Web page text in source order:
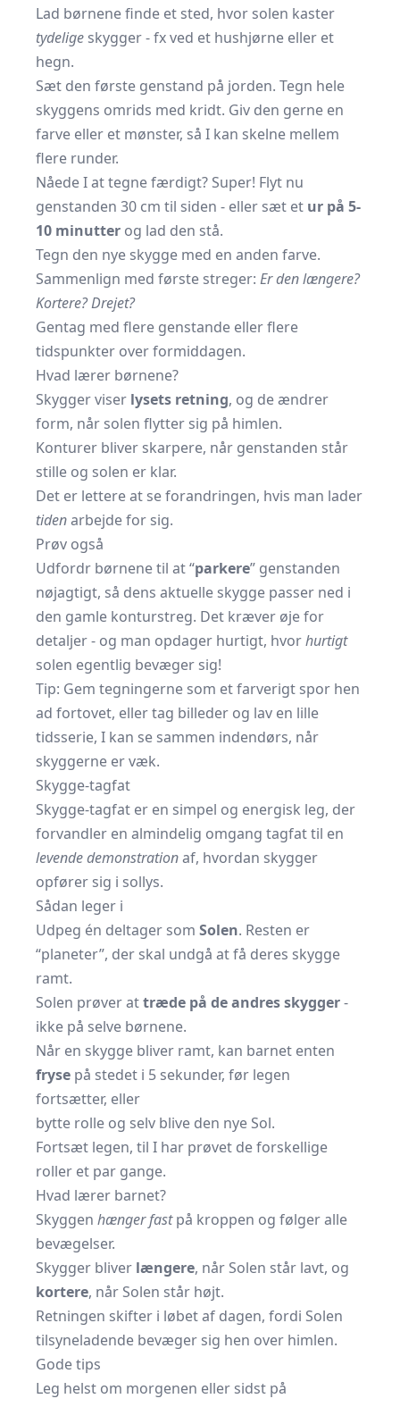
Lad børnene finde et sted, hvor solen kaster
tydelige skygger - fx ved et hushjørne eller et
hegn.
Sæt den første genstand på jorden. Tegn hele
skyggens omrids med kridt. Giv den gerne en
farve eller et mønster, så I kan skelne mellem
flere runder.
Nåede I at tegne færdigt? Super! Flyt nu
genstanden 30 cm til siden - eller sæt et ur på 5-
10 minutter og lad den stå.
Tegn den nye skygge med en anden farve.
Sammenlign med første streger: Er den længere?
Kortere? Drejet?
Gentag med flere genstande eller flere
tidspunkter over formiddagen.
Hvad lærer børnene?
Skygger viser lysets retning, og de ændrer
form, når solen flytter sig på himlen.
Konturer bliver skarpere, når genstanden står
stille og solen er klar.
Det er lettere at se forandringen, hvis man lader
tidenarbejde for sig.
Prøv også
Udfordr børnene til at “parkere” genstanden
nøjagtigt, så dens aktuelle skygge passer ned i
den gamle konturstreg. Det kræver øje for
detaljer - og man opdager hurtigt, hvorhurtigt
solen egentlig bevæger sig!
Tip: Gem tegningerne som et farverigt spor hen
ad fortovet, eller tag billeder og lav en lille
tidsserie, I kan se sammen indendørs, når
skyggerne er væk.
Skygge-tagfat
Skygge-tagfat er en simpel og energisk leg, der
forvandler en almindelig omgang tagfat til en
levende demonstrationaf, hvordan skygger
opfører sig i sollys.
Sådan leger i
Udpeg én deltager som Solen. Resten er
“planeter”, der skal undgå at få deres skygge
ramt.
Solen prøver attræde på de andres skygger-
ikke på selve børnene.
Når en skygge bliver ramt, kan barnet enten
fryse på stedet i 5 sekunder, før legen
fortsætter, eller
bytte rolle og selv blive den nye Sol.
Fortsæt legen, til I har prøvet de forskellige
roller et par gange.
Hvad lærer barnet?
Skyggen hænger fastpå kroppen og følger alle
bevægelser.
Skygger bliver længere, når Solen står lavt, og
kortere, når Solen står højt.
Retningen skifter i løbet af dagen, fordi Solen
tilsyneladende bevæger sig hen over himlen.
Gode tips
Leg helst om morgenen eller sidst på